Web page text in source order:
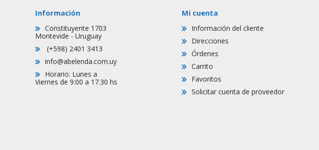
Información
Constituyente 1703
Montevide - Uruguay
(+598) 2401 3413
info@abelenda.com.uy
Horario: Lunes a
Viernes de 9:00 a 17.30 hs
Mi cuenta
Información del cliente
Direcciones
Órdenes
Carrito
Favoritos
Solicitar cuenta de proveedor